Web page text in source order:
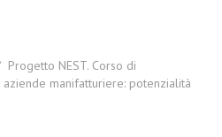
Progetto NEST. Corso di
manifatturiere: potenzialità